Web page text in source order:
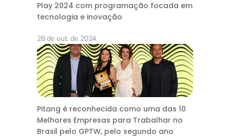
Play 2024 com programação focada em
tecnologia e inovação
28 de out. de 2024
Pitang é reconhecida como uma das 10
Melhores Empresas para Trabalhar no
Brasil pelo GPTW, pelo segundo ano